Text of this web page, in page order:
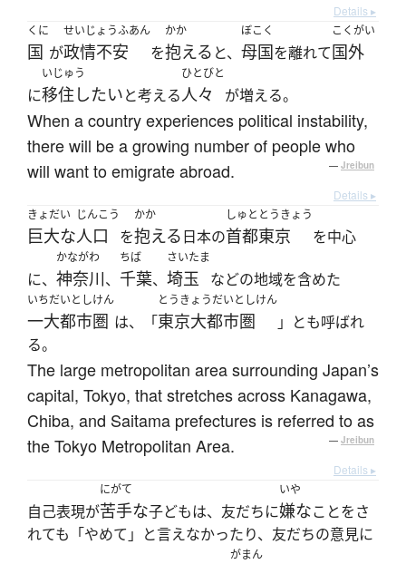
Details ▸
くに
国 が
せいじょうふあん
政情不安 を
かか
抱える と、
ぼこく
母国を離れて
こくがい
国外
に
いじゅう
移住したいと考える
ひとびと
人々 が増える。
When a country experiences political instability,
there will be a growing number of people who
will want to emigrate abroad.
— Jreibun
Details ▸
きょだい
巨大な
じんこう
人口 を
かか
抱える日本の
しゅと
首都
とうきょう
東京 を中心
に、
かながわ
神奈川、
ちば
千葉、
さいたま
埼玉 などの地域を含めた
いちだいとしけん
一大都市圏 は、「
とうきょうだいとしけん
東京大都市圏
」とも呼ばれ
る。
The large metropolitan area surrounding Japan’s
capital, Tokyo, that stretches across Kanagawa,
Chiba, and Saitama prefectures is referred to as
the Tokyo Metropolitan Area.
— Jreibun
Details ▸
自己表現が
にがて
苦手な子どもは、友だちに
いや
嫌なことをさ
れても「やめて」と言えなかったり、友だちの意見に
がまん